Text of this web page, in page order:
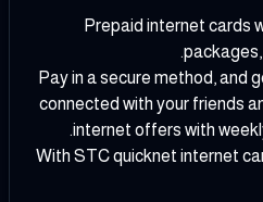
Prepaid internet cards
packages,
Pay in a secure method, and
connected with your friends
internet offers with
With STC quicknet internet